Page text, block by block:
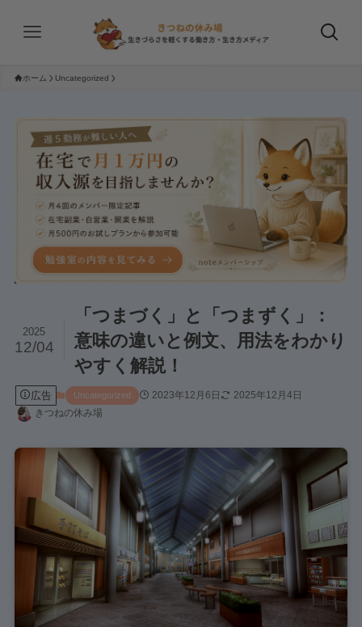
ホーム Uncategorized
「つまづく」と「つまずく」：
意味の違いと例文、用法をわかり
やすく解説！
2025
12/04
広告 Uncategorized 2023年12月6日
2025年12月4日
きつねの休み場